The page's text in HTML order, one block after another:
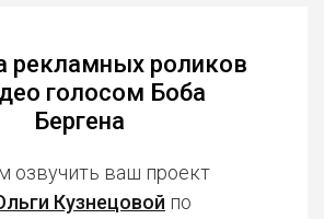
рекламных роликов
голосом Боба
Бергена
ваш проект
Кузнецовой по